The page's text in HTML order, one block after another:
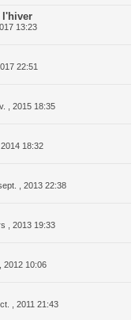
l'hiver
13:23
22:51
, 2015 18:35
18:32
, 2013 22:38
, 2013 19:33
2012 10:06
, 2011 21:43